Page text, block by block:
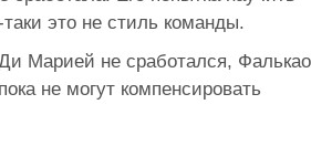
это не стиль команды.
Марией не сработался, Фалькао
не могут компенсировать